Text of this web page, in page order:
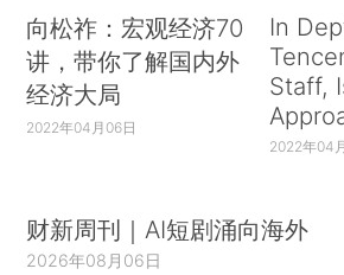
向松祚：宏观经济70
讲，带你了解国内外
经济大局
2022年04月06日
In
Staff,
2022年04
财新周刊｜AI短剧涌向海外
2026年08月06日